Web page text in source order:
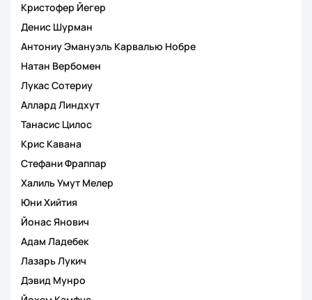
Кристофер Йегер
Денис Шурман
Антониу Эмануэль Карвалью Нобре
Натан Вербомен
Лукас Сотериу
Аллард Линдхут
Танасис Цилос
Крис Кавана
Стефани Фраппар
Халиль Умут Мелер
Юни Хийтия
Йонас Янович
Адам Ладебек
Лазарь Лукич
Дэвид Мунро